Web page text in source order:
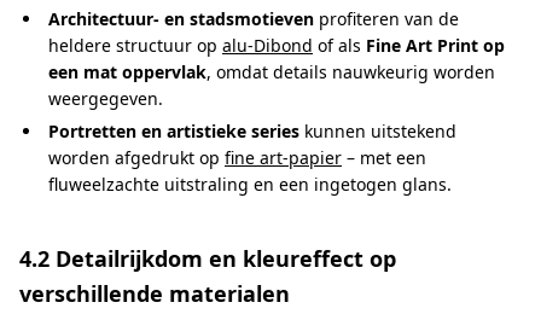
Architectuur- en stadsmotieven profiteren van de
heldere structuur op alu-Dibond of als Fine Art Print op
een mat oppervlak, omdat details nauwkeurig worden
weergegeven.
Portretten en artistieke series kunnen uitstekend
worden afgedrukt op fine art-papier – met een
fluweelzachte uitstraling en een ingetogen glans.
4.2 Detailrijkdom en kleureffect op
verschillende materialen